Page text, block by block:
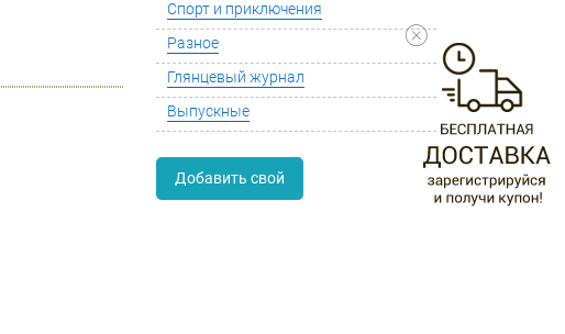
Спорт и приключения
Разное
Глянцевый журнал
Выпускные
Добавить свой